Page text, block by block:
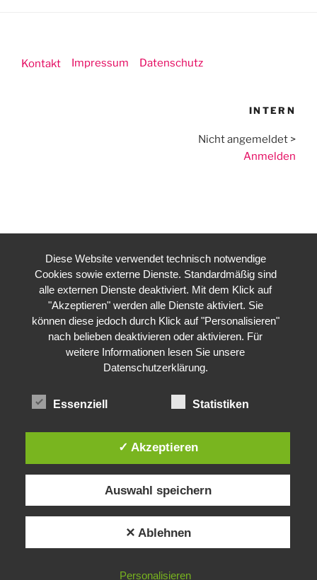
Kontakt Impressum Datenschutz
INTERN
Nicht angemeldet >
Anmelden
Diese Website verwendet technisch notwendige
Cookies sowie externe Dienste. Standardmäßig sind
alle externen Dienste deaktiviert. Mit dem Klick auf
"Akzeptieren" werden alle Dienste aktiviert. Sie
können diese jedoch durch Klick auf "Personalisieren"
nach belieben deaktivieren oder aktivieren. Für
weitere Informationen lesen Sie unsere
Datenschutzerklärung.
Essenziell Statistiken
✓ Akzeptieren
Auswahl speichern
✕ Ablehnen
Personalisieren